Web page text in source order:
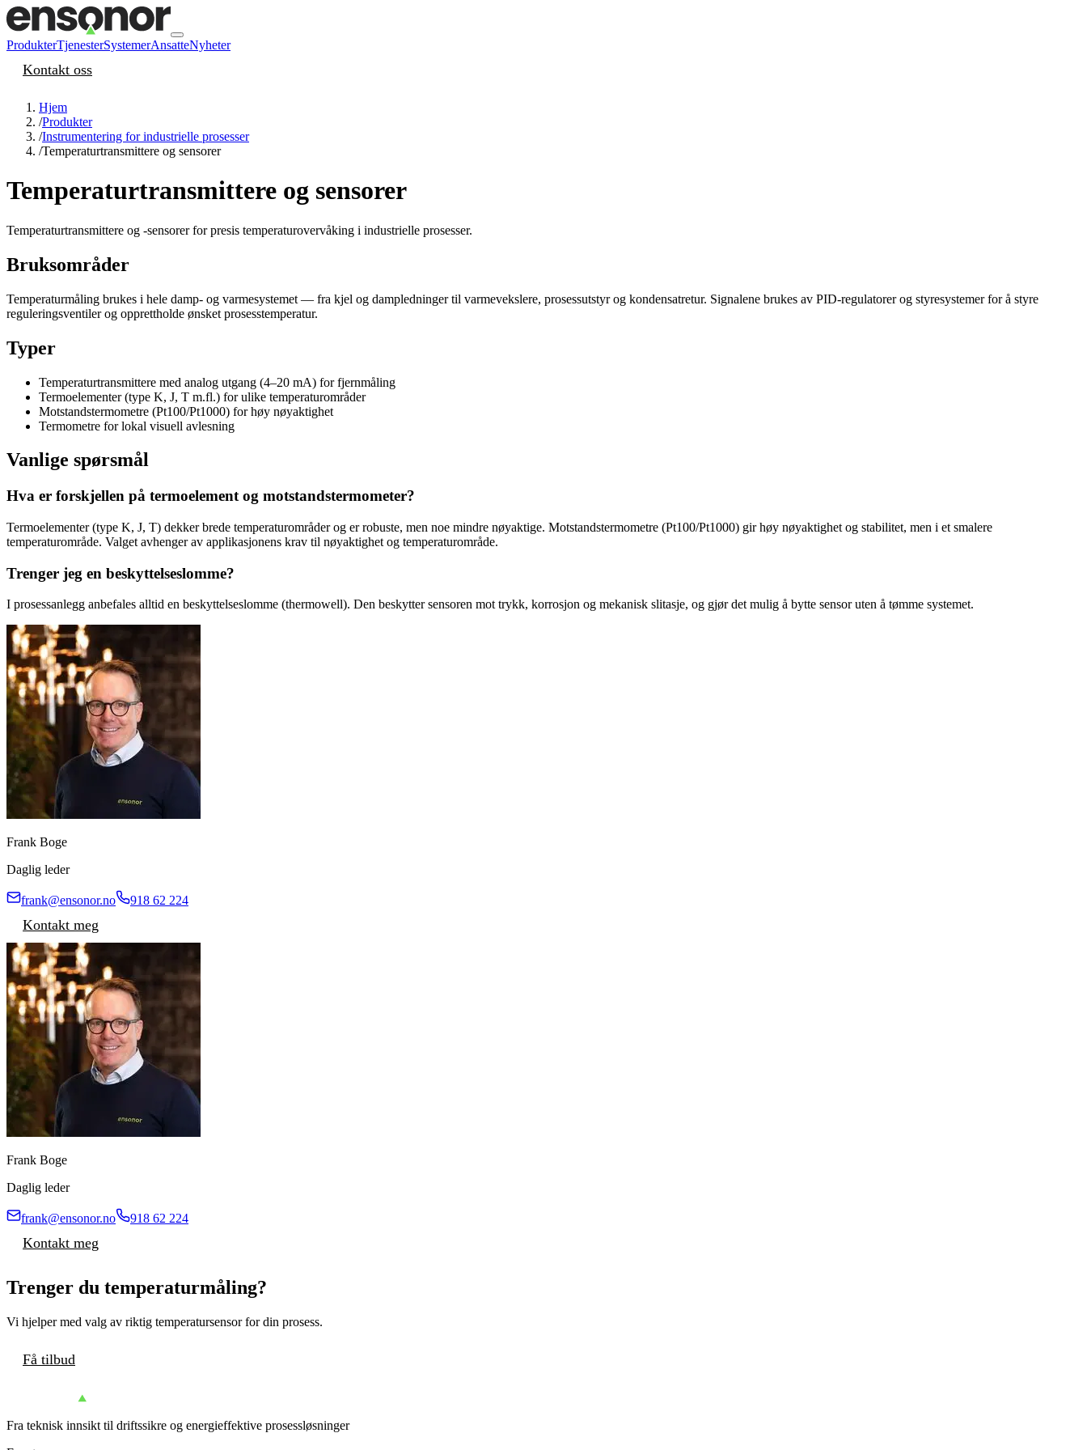
ProdukterTjenesterSystemerAnsatteNyheter
Kontakt oss
Hjem
/Produkter
/Instrumentering for industrielle prosesser
/Temperaturtransmittere og sensorer
Temperaturtransmittere og sensorer
Temperaturtransmittere og -sensorer for presis temperaturovervåking i industrielle prosesser.
Bruksområder
Temperaturmåling brukes i hele damp- og varmesystemet — fra kjel og dampledninger til varmevekslere, prosessutstyr og kondensatretur. Signalene brukes av PID-regulatorer og styresystemer for å styre
reguleringsventiler og opprettholde ønsket prosesstemperatur.
Typer
Temperaturtransmittere med analog utgang (4–20 mA) for fjernmåling
Termoelementer (type K, J, T m.fl.) for ulike temperaturområder
Motstandstermometre (Pt100/Pt1000) for høy nøyaktighet
Termometre for lokal visuell avlesning
Vanlige spørsmål
Hva er forskjellen på termoelement og motstandstermometer?
Termoelementer (type K, J, T) dekker brede temperaturområder og er robuste, men noe mindre nøyaktige. Motstandstermometre (Pt100/Pt1000) gir høy nøyaktighet og stabilitet, men i et smalere
temperaturområde. Valget avhenger av applikasjonens krav til nøyaktighet og temperaturområde.
Trenger jeg en beskyttelseslomme?
I prosessanlegg anbefales alltid en beskyttelseslomme (thermowell). Den beskytter sensoren mot trykk, korrosjon og mekanisk slitasje, og gjør det mulig å bytte sensor uten å tømme systemet.
Frank Boge
Daglig leder
frank@ensonor.no 918 62 224
Kontakt meg
Frank Boge
Daglig leder
frank@ensonor.no 918 62 224
Kontakt meg
Trenger du temperaturmåling?
Vi hjelper med valg av riktig temperatursensor for din prosess.
Få tilbud
Fra teknisk innsikt til driftssikre og energieffektive prosessløsninger